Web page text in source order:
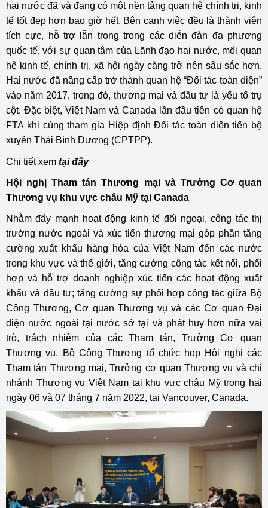
hai nước đã và đang có một nền tảng quan hệ chính trị, kinh
tế tốt đẹp hơn bao giờ hết. Bên cạnh việc đều là thành viên
tích cực, hỗ trợ lẫn trong trong các diễn đàn đa phương
quốc tế, với sự quan tâm của Lãnh đạo hai nước, mối quan
hệ kinh tế, chính trị, xã hội ngày càng trở nên sâu sắc hơn.
Hai nước đã nâng cấp trở thành quan hệ “Đối tác toàn diện”
vào năm 2017, trong đó, thương mại và đầu tư là yếu tố trụ
cột. Đặc biệt, Việt Nam và Canada lần đầu tiên có quan hệ
FTA khi cùng tham gia Hiệp định Đối tác toàn diện tiến bộ
xuyên Thái Bình Dương (CPTPP).
Chi tiết xem tại đây
Hội nghị Tham tán Thương mại và Trưởng Cơ quan
Thương vụ khu vực châu Mỹ tại Canada
Nhằm đẩy mạnh hoạt động kinh tế đối ngoại, công tác thị
trường nước ngoài và xúc tiến thương mại góp phần tăng
cường xuất khẩu hàng hóa của Việt Nam đến các nước
trong khu vực và thế giới, tăng cường công tác kết nối, phối
hợp và hỗ trợ doanh nghiệp xúc tiến các hoạt động xuất
khẩu và đầu tư; tăng cường sự phối hợp công tác giữa Bộ
Công Thương, Cơ quan Thương vụ và các Cơ quan Đại
diện nước ngoài tại nước sở tại và phát huy hơn nữa vai
trò, trách nhiệm của các Tham tán, Trưởng Cơ quan
Thương vụ, Bộ Công Thương tổ chức họp Hội nghị các
Tham tán Thương mại, Trưởng cơ quan Thương vụ và chi
nhánh Thương vụ Việt Nam tại khu vực châu Mỹ trong hai
ngày 06 và 07 tháng 7 năm 2022, tại Vancouver, Canada.